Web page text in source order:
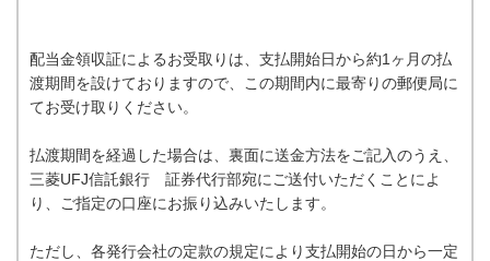
配当金領収証によるお受取りは、支払開始日から約1ヶ月の払
渡期間を設けておりますので、この期間内に最寄りの郵便局に
てお受け取りください。
払渡期間を経過した場合は、裏面に送金方法をご記入のうえ、
三菱UFJ信託銀行 証券代行部宛にご送付いただくことによ
り、ご指定の口座にお振り込みいたします。
ただし、各発行会社の定款の規定により支払開始の日から一定